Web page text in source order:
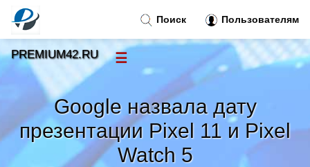
Google назвала дату
презентации Pixel 11 и Pixel
Watch 5
Поиск Пользователям
PREMIUM42.RU ☰
Новости
Тренды новостей»
»